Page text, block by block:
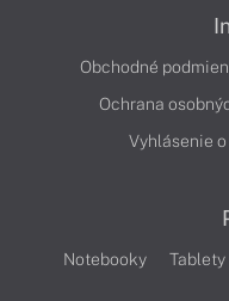
Obchodné
Ochrana
Vyhlásenie
Notebooky Tablety